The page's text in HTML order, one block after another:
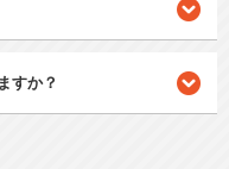
すか？